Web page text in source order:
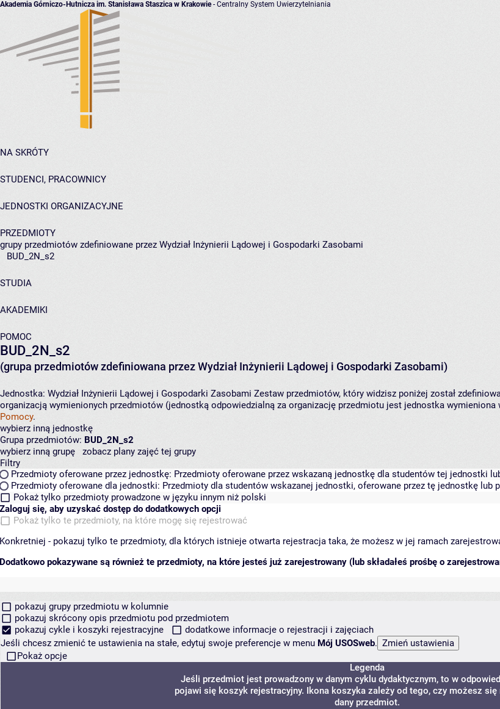
Akademia Górniczo-Hutnicza im. Stanisława Staszica w Krakowie- Centralny System Uwierzytelniania
NA SKRÓTY
STUDENCI, PRACOWNICY
JEDNOSTKI ORGANIZACYJNE
PRZEDMIOTY
grupy przedmiotów zdefiniowane przez Wydział Inżynierii Lądowej i Gospodarki Zasobami
BUD_2N_s2
STUDIA
AKADEMIKI
POMOC
BUD_2N_s2
(grupa przedmiotów zdefiniowana przez Wydział Inżynierii Lądowej i Gospodarki Zasobami)
Jednostka: Wydział Inżynierii Lądowej i Gospodarki Zasobami Zestaw przedmiotów, który widzisz poniżej został
organizacją wymienionych przedmiotów (jednostką odpowiedzialną za organizację przedmiotu jest jednostka
Pomocy.
wybierz inną jednostkę
Grupa przedmiotów: BUD_2N_s2
wybierz inną grupę
zobacz plany zajęć tej grupy
Filtry
Przedmioty oferowane przez jednostkę: Przedmioty oferowane przez wskazaną jednostkę dla studentów tej jednostki
Przedmioty oferowane dla jednostki: Przedmioty dla studentów wskazanej jednostki, oferowane przez tę jednostkę lub
Pokaż tylko przedmioty prowadzone w języku innym niż polski
Zaloguj się, aby uzyskać dostęp do dodatkowych opcji
Pokaż tylko te przedmioty, na które mogę się rejestrować
Konkretniej - pokazuj tylko te przedmioty, dla których istnieje otwarta rejestracja taka, że możesz w jej ramach
Dodatkowo pokazywane są również te przedmioty, na które jesteś już zarejestrowany (lub składałeś prośbę o
pokazuj grupy przedmiotu w kolumnie
pokazuj skrócony opis przedmiotu pod przedmiotem
pokazuj cykle i koszyki rejestracyjne
dodatkowe informacje o rejestracji i zajęciach
Jeśli chcesz zmienić te ustawienia na stałe, edytuj swoje preferencje w menu Mój USOSweb.
Pokaż opcje
Legenda
Jeśli przedmiot jest prowadzony w danym cyklu dydaktycznym, to w
pojawi się koszyk rejestracyjny. Ikona koszyka zależy od tego, czy możesz się
dany przedmiot.